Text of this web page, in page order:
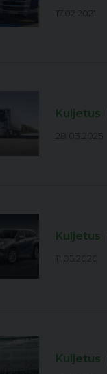
17.02.2021
Kuljetus
28.03.2025
Kuljetus
11.05.2020
Kuljetus